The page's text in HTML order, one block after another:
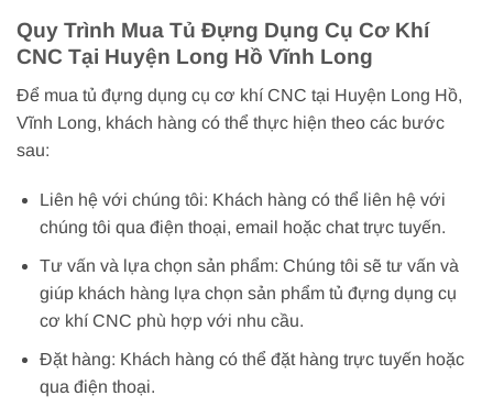
Quy Trình Mua Tủ Đựng Dụng Cụ Cơ Khí
CNC Tại Huyện Long Hồ Vĩnh Long
Để mua tủ đựng dụng cụ cơ khí CNC tại Huyện Long Hồ,
Vĩnh Long, khách hàng có thể thực hiện theo các bước
sau:
Liên hệ với chúng tôi: Khách hàng có thể liên hệ với
chúng tôi qua điện thoại, email hoặc chat trực tuyến.
Tư vấn và lựa chọn sản phẩm: Chúng tôi sẽ tư vấn và
giúp khách hàng lựa chọn sản phẩm tủ đựng dụng cụ
cơ khí CNC phù hợp với nhu cầu.
Đặt hàng: Khách hàng có thể đặt hàng trực tuyến hoặc
qua điện thoại.